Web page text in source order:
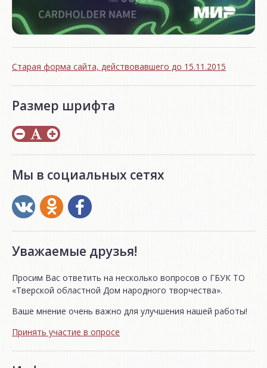
Старая форма сайта, действовавшего до 15.11.2015
Размер шрифта
Мы в социальных сетях
Уважаемые друзья!
Просим Вас ответить на несколько вопросов о ГБУК ТО
«Тверской областной Дом народного творчества».
Ваше мнение очень важно для улучшения нашей работы!
Принять участие в опросе